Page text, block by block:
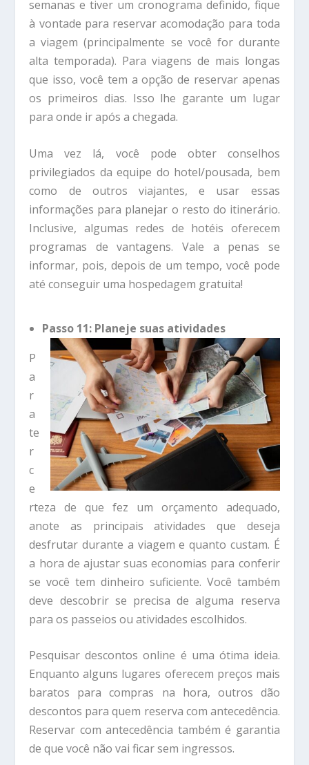
semanas e tiver um cronograma definido, fique
à vontade para reservar acomodação para toda
a viagem (principalmente se você for durante
alta temporada). Para viagens de mais longas
que isso, você tem a opção de reservar apenas
os primeiros dias. Isso lhe garante um lugar
para onde ir após a chegada.
Uma vez lá, você pode obter conselhos
privilegiados da equipe do hotel/pousada, bem
como de outros viajantes, e usar essas
informações para planejar o resto do itinerário.
Inclusive, algumas redes de hotéis oferecem
programas de vantagens. Vale a penas se
informar, pois, depois de um tempo, você pode
até conseguir uma hospedagem gratuita!
Passo 11: Planeje suas atividades
P
a
r
a
te
r
c
e
rteza de que fez um orçamento adequado,
anote as principais atividades que deseja
desfrutar durante a viagem e quanto custam. É
a hora de ajustar suas economias para conferir
se você tem dinheiro suficiente. Você também
deve descobrir se precisa de alguma reserva
para os passeios ou atividades escolhidos.
Pesquisar descontos online é uma ótima ideia.
Enquanto alguns lugares oferecem preços mais
baratos para compras na hora, outros dão
descontos para quem reserva com antecedência.
Reservar com antecedência também é garantia
de que você não vai ficar sem ingressos.